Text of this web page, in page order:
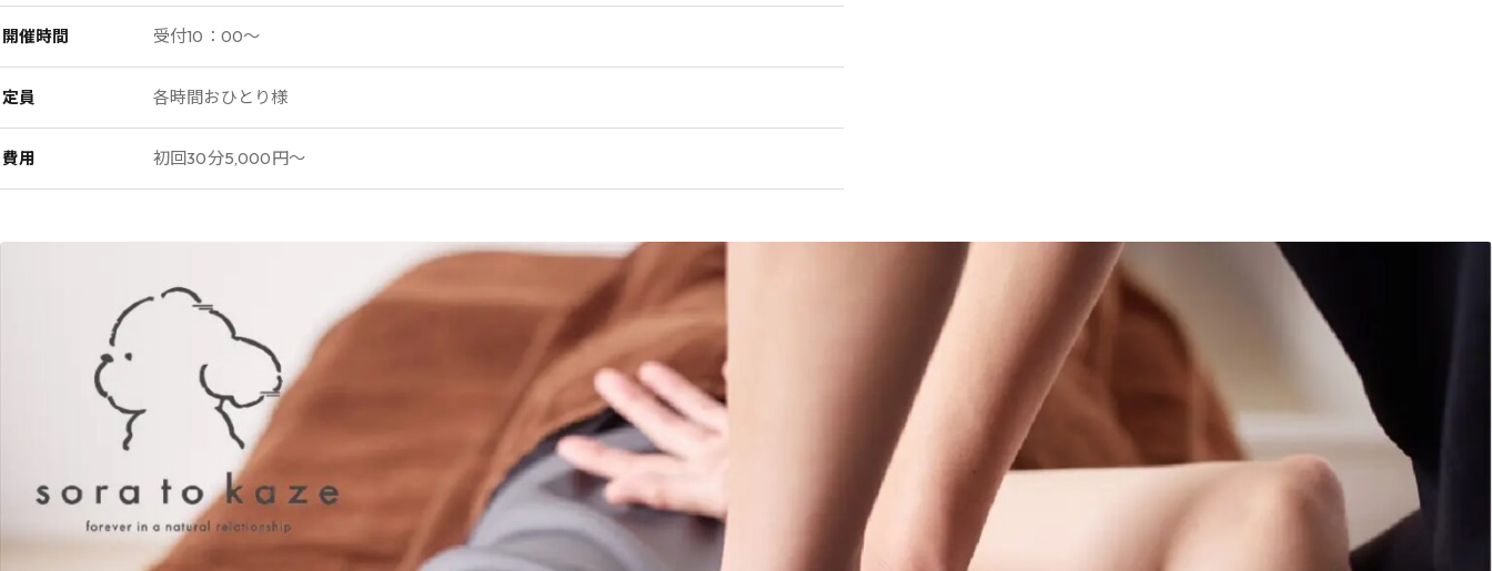
開催時間 受付10：00〜
定員 各時間おひとり様
費用 初回30分5,000円〜